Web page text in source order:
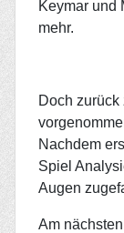
Keymar und
mehr.
Doch zurück
Nachdem
Spiel
Augen
Am